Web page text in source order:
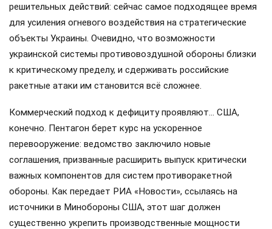
решительных действий: сейчас самое подходящее время
для усиления огневого воздействия на стратегические
объекты Украины. Очевидно, что возможности
украинской системы противовоздушной обороны близки
к критическому пределу, и сдерживать российские
ракетные атаки им становится всё сложнее.
Коммерческий подход к дефициту проявляют… США,
конечно. Пентагон берет курс на ускоренное
перевооружение: ведомство заключило новые
соглашения, призванные расширить выпуск критически
важных компонентов для систем противоракетной
обороны. Как передает РИА «Новости», ссылаясь на
источники в Минобороны США, этот шаг должен
существенно укрепить производственные мощности